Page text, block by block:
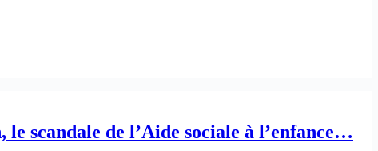
scandale de l’Aide sociale à l’enfance…